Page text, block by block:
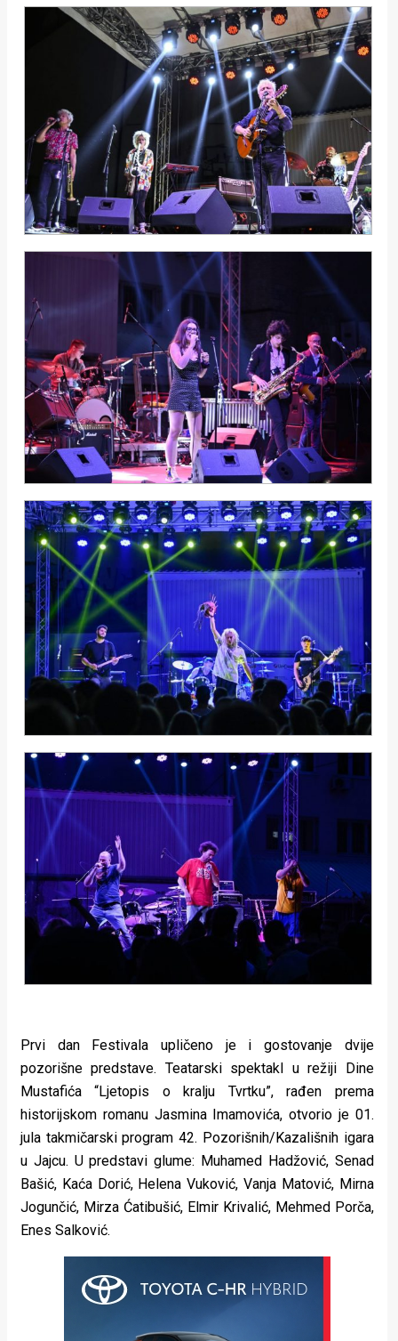
Prvi dan Festivala upličeno je i gostovanje dvije
pozorišne predstave. Teatarski spektakl u režiji Dine
Mustafića “Ljetopis o kralju Tvrtku”, rađen prema
historijskom romanu Jasmina Imamovića, otvorio je 01.
jula takmičarski program 42. Pozorišnih/Kazališnih igara
u Jajcu. U predstavi glume: Muhamed Hadžović, Senad
Bašić, Kaća Dorić, Helena Vuković, Vanja Matović, Mirna
Jogunčić, Mirza Ćatibušić, Elmir Krivalić, Mehmed Porča,
Enes Salković.